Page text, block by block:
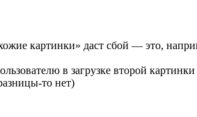
картинки» даст сбой — это,
в загрузке второй
то нет)